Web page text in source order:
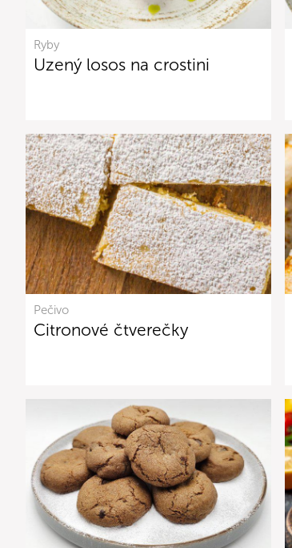
Ryby
Uzený losos na crostini
Pečivo
Citronové čtverečky